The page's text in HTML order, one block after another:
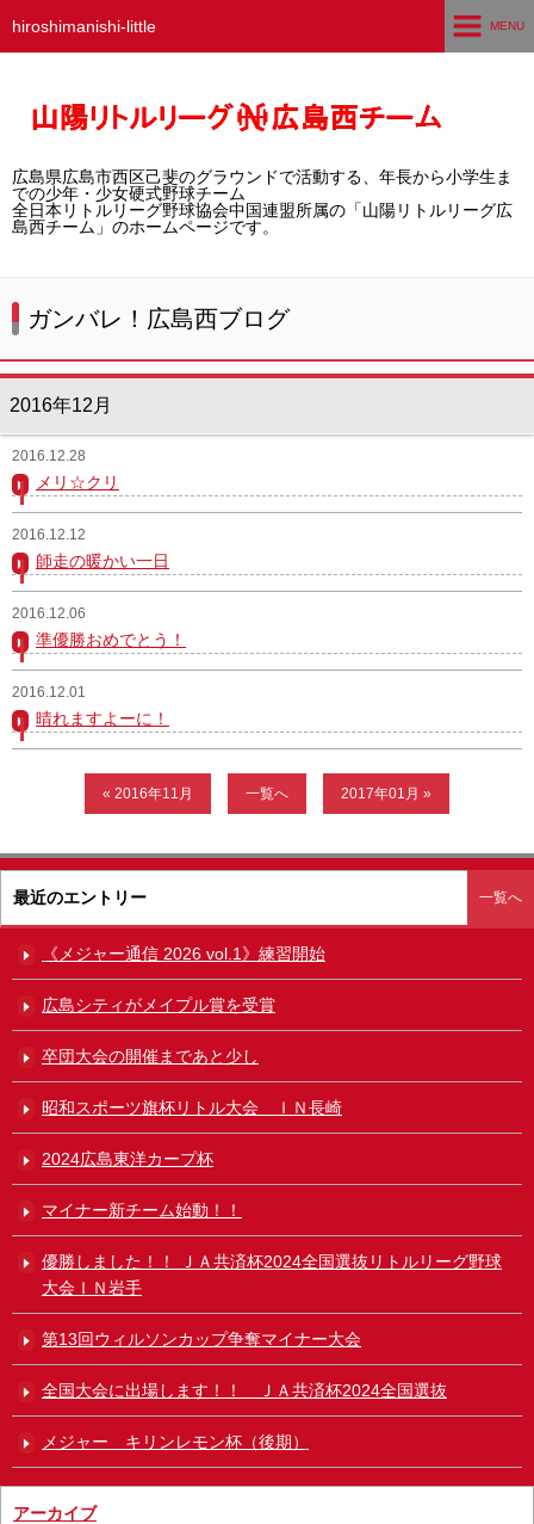
hiroshimanishi-little
広島県広島市西区己斐のグラウンドで活動する、年長から小学生ま
での少年・少女硬式野球チーム
全日本リトルリーグ野球協会中国連盟所属の「山陽リトルリーグ広
島西チーム」のホームページです。
MENU
広島西チームとは
選手募集／体験・見学
試合結果
想い出アルバム
卒団生の声
ガンバレ！広島西ブログ
質問コーナー Ｑ＆Ａ
リトルリーグについて
ガンバレ！広島西ブログ
2016年12月
2016.12.28
メリ☆クリ
2016.12.12
師走の暖かい一日
2016.12.06
準優勝おめでとう！
2016.12.01
晴れますよーに！
« 2016年11月 一覧へ 2017年01月 »
最近のエントリー 一覧へ
《メジャー通信 2026 vol.1》練習開始
広島シティがメイプル賞を受賞
卒団大会の開催まであと少し
昭和スポーツ旗杯リトル大会 ＩＮ長崎
2024広島東洋カープ杯
マイナー新チーム始動！！
優勝しました！！ ＪＡ共済杯2024全国選抜リトルリーグ野球
大会ＩＮ岩手
第13回ウィルソンカップ争奪マイナー大会
全国大会に出場します！！ ＪＡ共済杯2024全国選抜
メジャー キリンレモン杯（後期）
アーカイブ